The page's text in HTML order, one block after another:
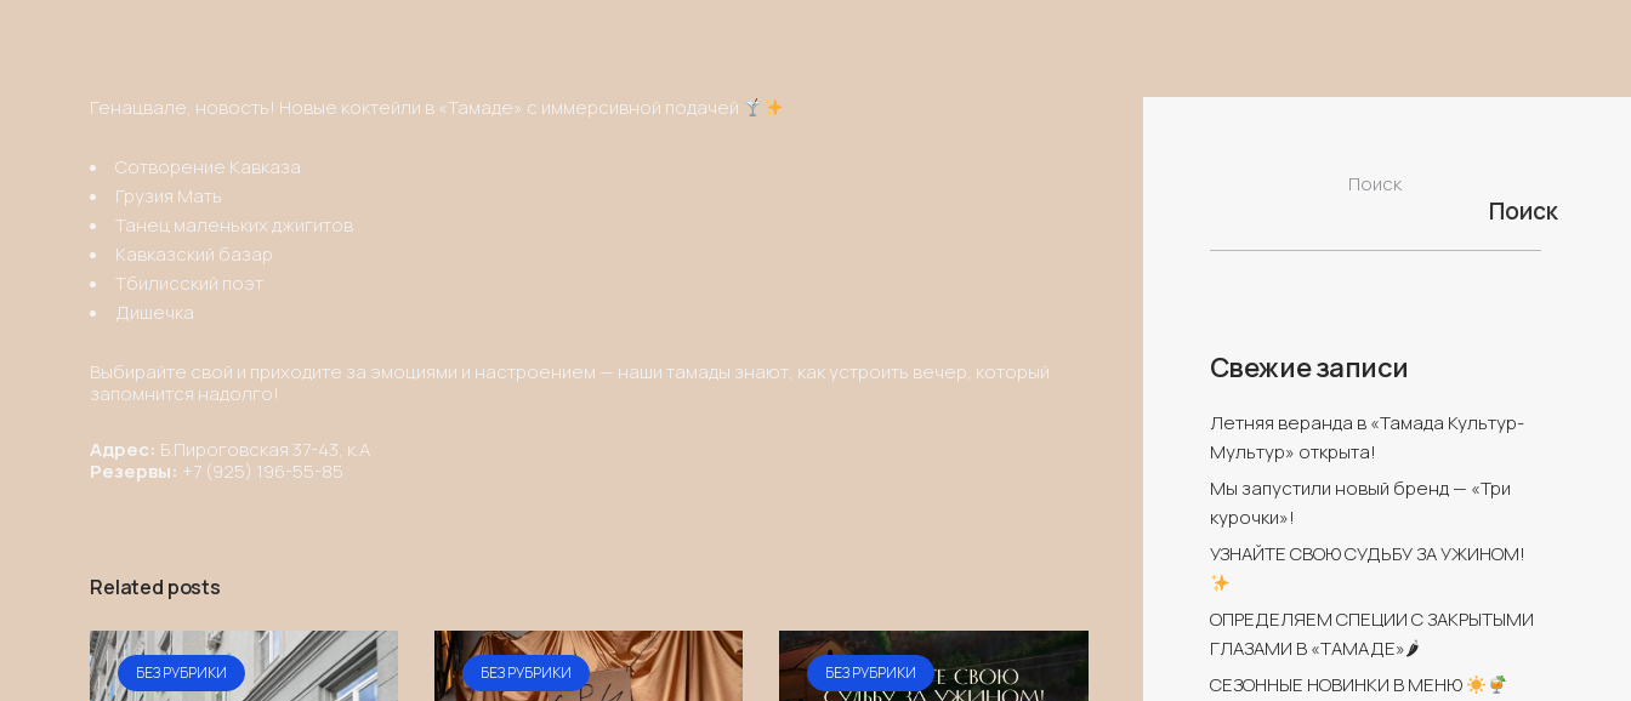
Генацвале, новость! Новые коктейли в «Тамаде» с иммерсивной подачей
Сотворение Кавказа
Грузия Мать
Танец маленьких джигитов
Кавказский базар
Тбилисский поэт
Дишечка
Выбирайте свой и приходите за эмоциями и настроением — наши тамады знают, как устроить вечер, который
запомнится надолго!
Адрес: Б.Пироговская 37-43, к.А
Резервы: +7 (925) 196-55-85
Related posts
БЕЗ РУБРИКИ БЕЗ РУБРИКИ БЕЗ РУБРИКИ
Поиск
Поиск
Свежие записи
Летняя веранда в «Тамада Культур-
Мультур» открыта!
Мы запустили новый бренд — «Три
курочки»!
УЗНАЙТЕ СВОЮ СУДЬБУ ЗА УЖИНОМ!
ОПРЕДЕЛЯЕМ СПЕЦИИ С ЗАКРЫТЫМИ
ГЛАЗАМИ В «ТАМАДЕ»🌶
СЕЗОННЫЕ НОВИНКИ В МЕНЮ